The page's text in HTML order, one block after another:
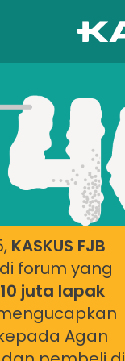
KASKUS FJB
forum yang
10 juta lapak
Agan